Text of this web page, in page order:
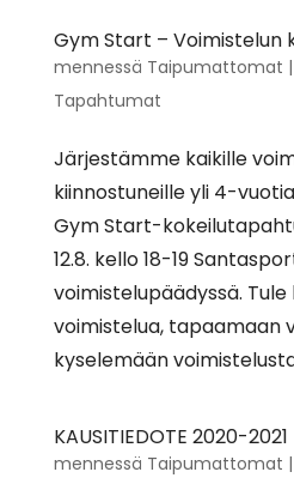
Gym Start – Voimistelun
mennessä Taipumattomat |
Tapahtumat
Järjestämme kaikille
kiinnostuneille yli 4-
Gym Start-
12.8. kello 18-19
voimistelupäädyssä.
voimistelua, tapaamaan
kyselemään
KAUSITIEDOTE 2020-2021
mennessä Taipumattomat |